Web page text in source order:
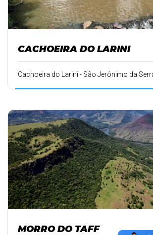
CACHOEIRA DO LARINI
Cachoeira do Larini - São Jerônimo da
MORRO DO TAFF